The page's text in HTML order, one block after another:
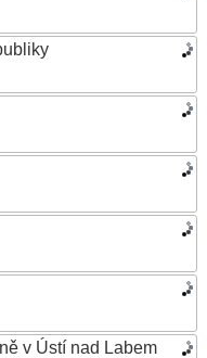
v Ústí nad Labem